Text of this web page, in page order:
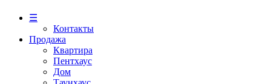
☰
Контакты
Продажа
Квартира
Пентхаус
Дом